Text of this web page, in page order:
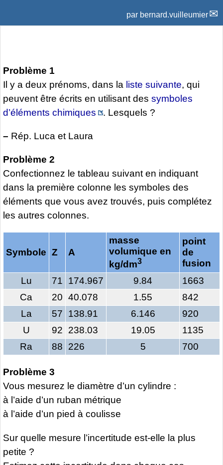
par bernard.vuilleumier
Problème 1
Il y a deux prénoms, dans la liste suivante, qui
peuvent être écrits en utilisant des symboles
d’éléments chimiques
. Lesquels ?
– Rép. Luca et Laura
Problème 2
Confectionnez le tableau suivant en indiquant
dans la première colonne les symboles des
éléments que vous avez trouvés, puis complétez
les autres colonnes.
Symbole Z A
masse
volumique en
kg/dm3
point
de
fusion
Lu
71 174.967 9.84
1663
Ca
20 40.078 1.55
842
La
57 138.91 6.146
920
U
92 238.03 19.05
1135
Ra
88 226 5 700
Problème 3
Vous mesurez le diamètre d’un cylindre :
à l’aide d’un ruban métrique
à l’aide d’un pied à coulisse
Sur quelle mesure l’incertitude est-elle la plus
petite ?